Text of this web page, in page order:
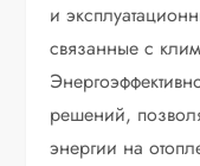
и
связанные с
решений,
энергии на